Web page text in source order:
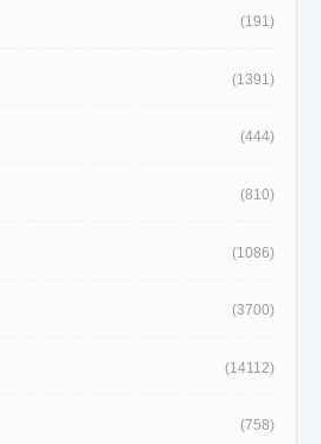
(191)
(1391)
(444)
(810)
(1086)
(3700)
(14112)
(758)